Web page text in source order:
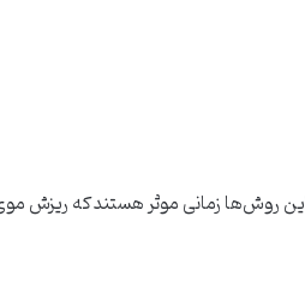
این روش‌ها زمانی موثر هستند که ریزش